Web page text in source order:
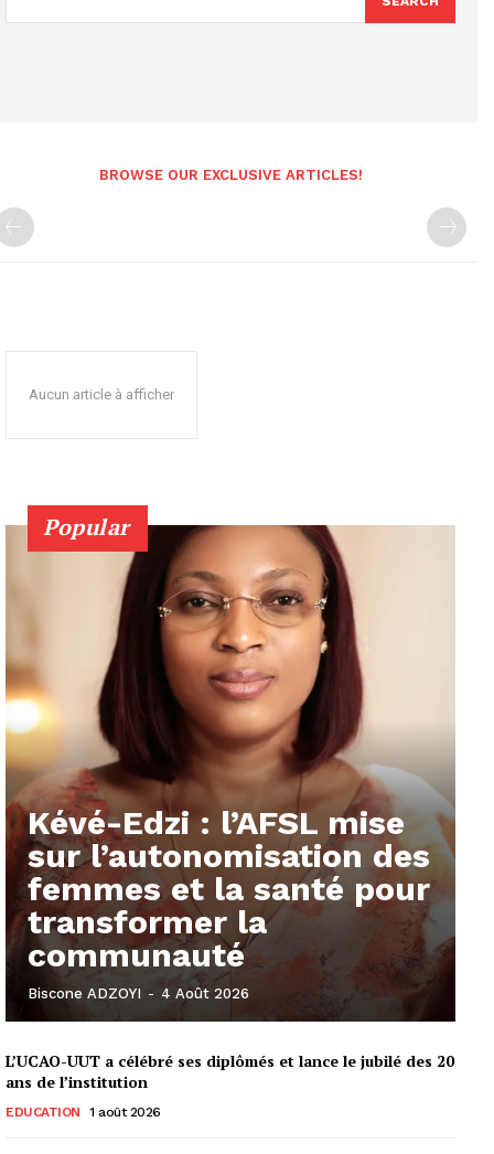
BROWSE OUR EXCLUSIVE ARTICLES!
Aucun article à afficher
Popular
Kévé-Edzi : l’AFSL mise
sur l’autonomisation des
femmes et la santé pour
transformer la
communauté
Biscone ADZOYI - 4 Août 2026
L’UCAO-UUT a célébré ses diplômés et lance le jubilé des 20
ans de l’institution
EDUCATION 1 août 2026